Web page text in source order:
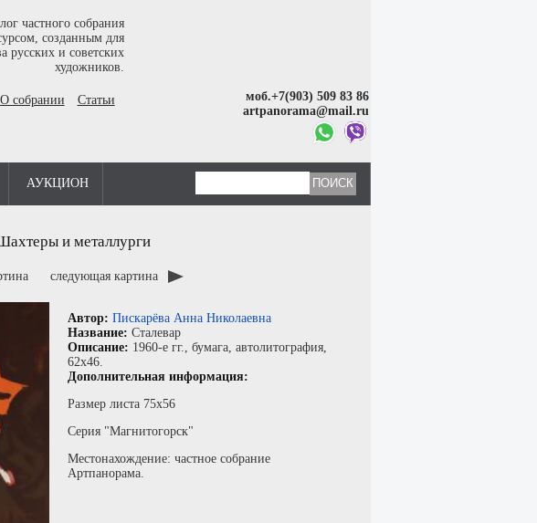
частного собрания
созданным для
русских и советских
художников.
О собрании Статьи
моб.+7(903) 509 83 86
artpanorama@mail.ru
АУКЦИОН
и металлурги
следующая картина
Автор: Пискарёва Анна Николаевна
Название: Сталевар
Описание: 1960-е гг., бумага, автолитография,
62x46.
Дополнительная информация:
Размер листа 75х56
Серия "Магнитогорск"
Местонахождение: частное собрание
Артпанорама.